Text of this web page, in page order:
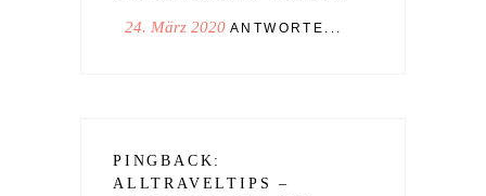
24. März 2020 ANTWORTE...
PINGBACK:
ALLTRAVELTIPS –